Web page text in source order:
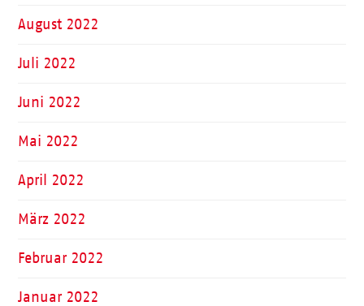
August 2022
Juli 2022
Juni 2022
Mai 2022
April 2022
März 2022
Februar 2022
Januar 2022